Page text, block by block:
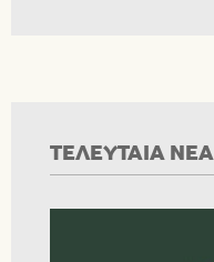
ΤΕΛΕΥΤΑΙΑ ΝΕΑ